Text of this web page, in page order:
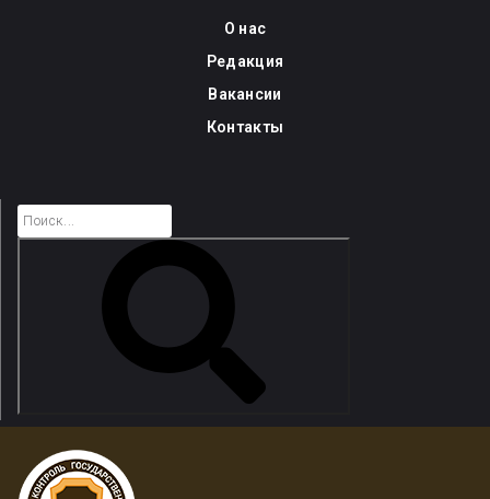
О нас
Редакция
Вакансии
Контакты